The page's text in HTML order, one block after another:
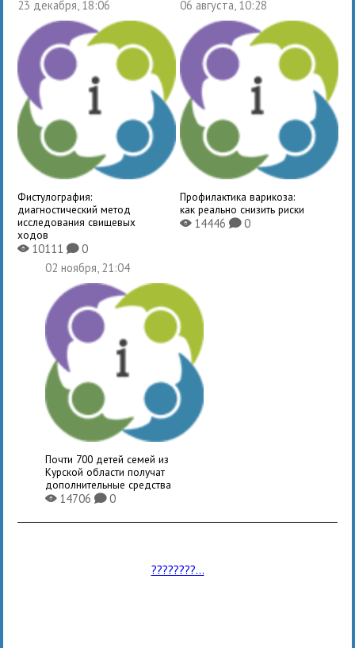
23 декабря, 18:06
Фистулография:
диагностический метод
исследования свищевых
ходов
X10111K0
06 августа, 10:28
Профилактика варикоза:
как реально снизить риски
X14446 K0
02 ноября, 21:04
Почти 700 детей семей из
Курской области получат
дополнительные средства
X14706K0
????????...